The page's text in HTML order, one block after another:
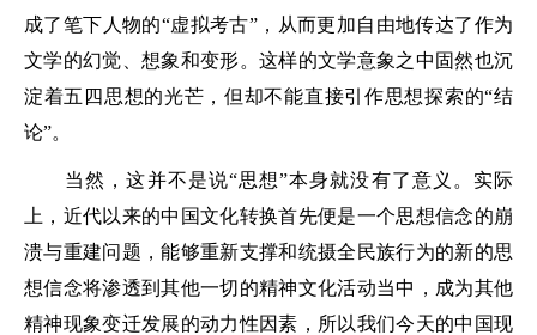
成了笔下人物的“虚拟考古”，从而更加自由地传达了作为
文学的幻觉、想象和变形。这样的文学意象之中固然也沉
淀着五四思想的光芒，但却不能直接引作思想探索的“结
论”。
当然，这并不是说“思想”本身就没有了意义。实际
上，近代以来的中国文化转换首先便是一个思想信念的崩
溃与重建问题，能够重新支撑和统摄全民族行为的新的思
想信念将渗透到其他一切的精神文化活动当中，成为其他
精神现象变迁发展的动力性因素，所以我们今天的中国现